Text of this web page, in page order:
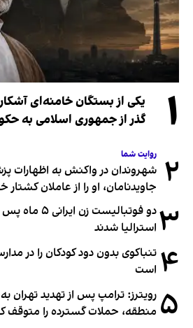
۱
یکی از بستگان خامنه‌ای
گذر از جمهوری اسلامی به
۲ روایت شما
شهروندان در واکنش به اظهارات
جاویدنامان، او را از عاملان کشتار
۳
دو فوتبالیست
استرالیا شدند
۴ تنباکوی بدون دود کودکان را در
است
۵ رویترز: ترامپ پس از تهدید
منطقه، حملات گسترده را متوقف